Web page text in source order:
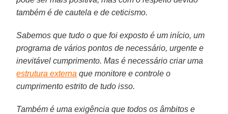
também é de cautela e de ceticismo.
Sabemos que tudo o que foi exposto é um início, um
programa de vários pontos de necessário, urgente e
inevitável cumprimento. Mas é necessário criar uma
estrutura externa que monitore e controle o
cumprimento estrito de tudo isso.
Também é uma exigência que todos os âmbitos e